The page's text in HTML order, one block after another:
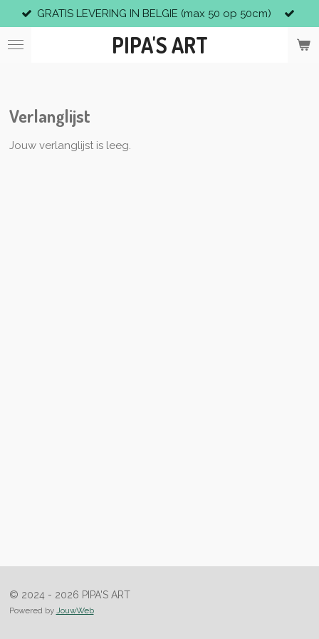
direct
naar
PIPA'S ART
GRATIS LEVERING IN BELGIE (max 50 op 50cm)
Verlanglijst
Jouw verlanglijst is leeg.
© 2024 - 2026 PIPA'S ART
Powered by JouwWeb